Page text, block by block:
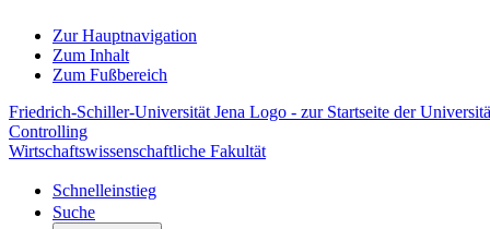
Zur Hauptnavigation
Zum Inhalt
Zum Fußbereich
Friedrich-Schiller-Universität Jena Logo - zur Startseite der
Controlling
Wirtschaftswissenschaftliche Fakultät
Schnelleinstieg
Suche